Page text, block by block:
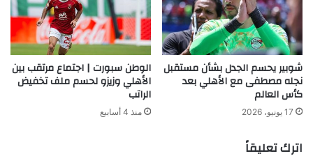
شوبير يحسم الجدل بشأن مستقبل
نجله مصطفى مع الأهلي بعد
كأس العالم
17 يونيو، 2026
الوطن سبورت | اجتماع مرتقب بين
الأهلي وزيزو لحسم ملف تخفيض
الراتب
منذ 4 أسابيع
اترك تعليقاً